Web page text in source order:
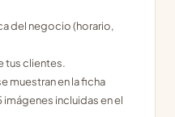
del negocio (horario,
tus clientes.
muestran en la ficha
incluidas en el